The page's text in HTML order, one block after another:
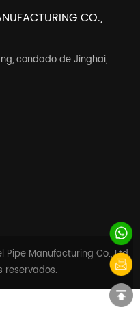
CO.,
condado de Jinghai,
Pipe Manufacturing Co., Ltd.
reservados.